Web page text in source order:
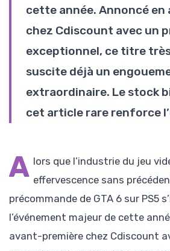
cette année. Annoncé
chez Cdiscount avec un
exceptionnel, ce titre
suscite déjà un
extraordinaire. Le stock
cet article rare renforce
A lors que l’industrie du jeu
effervescence sans
précommande de GTA 6 sur PS5
l’événement majeur de cette
avant-première chez Cdiscount